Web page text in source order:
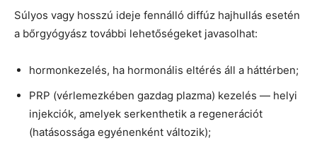
Súlyos vagy hosszú ideje fennálló diffúz hajhullás esetén
a bőrgyógyász további lehetőségeket javasolhat:
hormonkezelés, ha hormonális eltérés áll a háttérben;
PRP (vérlemezkében gazdag plazma) kezelés — helyi
injekciók, amelyek serkenthetik a regenerációt
(hatásossága egyénenként változik);